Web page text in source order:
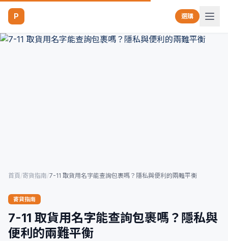
P 選購
首頁/寄貨指南/7-11 取貨用名字能查詢包裹嗎？隱私與便利的兩難平衡
寄貨指南
7-11 取貨用名字能查詢包裹嗎？隱私與
便利的兩難平衡